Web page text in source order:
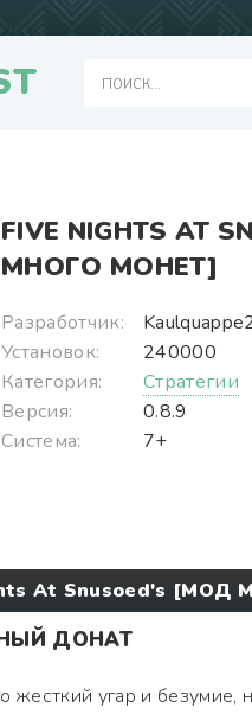
FIVE NIGHTS AT
МНОГО МОНЕТ]
Разработчик:
Установок:
240000
Категория:
Стратегии
Версия:
0.8.9
Система:
7+
At Snusoed's [МОД
ДОНАТ
угар и безумие,